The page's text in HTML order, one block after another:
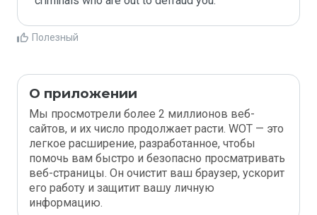
Полезный
О приложении
Мы просмотрели более 2 миллионов веб-
сайтов, и их число продолжает расти. WOT — это
легкое расширение, разработанное, чтобы
помочь вам быстро и безопасно просматривать
веб-страницы. Он очистит ваш браузер, ускорит
его работу и защитит вашу личную
информацию.